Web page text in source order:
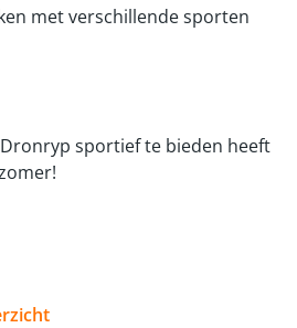
met verschillende sporten
sportief te bieden heeft